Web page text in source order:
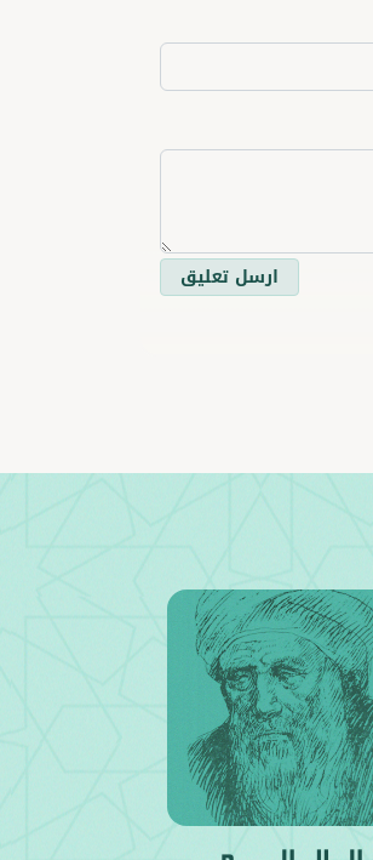
ارسل تعليق